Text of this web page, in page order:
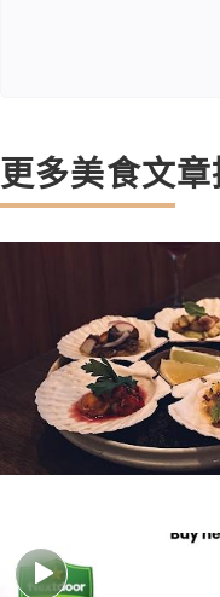
更多美食文